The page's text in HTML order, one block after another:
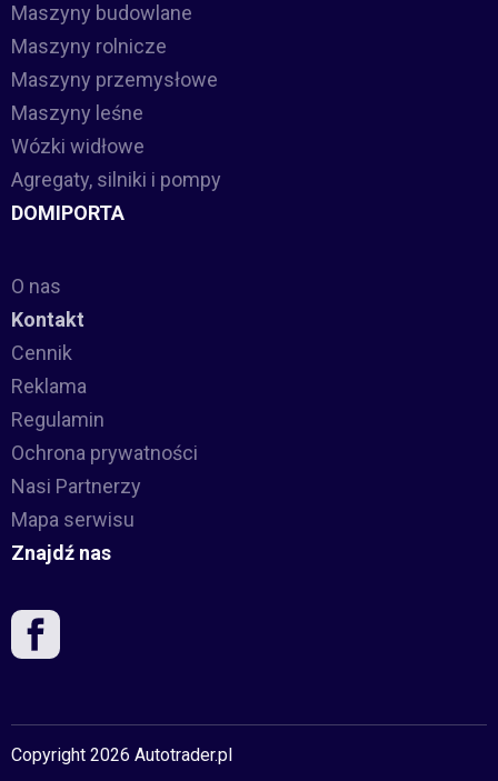
Maszyny budowlane
Maszyny rolnicze
Maszyny przemysłowe
Maszyny leśne
Wózki widłowe
Agregaty, silniki i pompy
DOMIPORTA
O nas
Kontakt
Cennik
Reklama
Regulamin
Ochrona prywatności
Nasi Partnerzy
Mapa serwisu
Znajdź nas
Copyright 2026 Autotrader.pl